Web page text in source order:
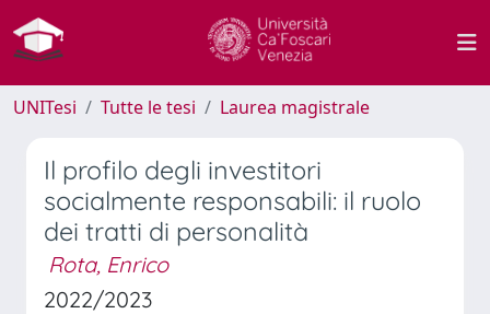
UNITesi Tutte le tesi Laurea magistrale
Il profilo degli investitori
socialmente responsabili: il ruolo
dei tratti di personalità
Rota, Enrico
2022/2023